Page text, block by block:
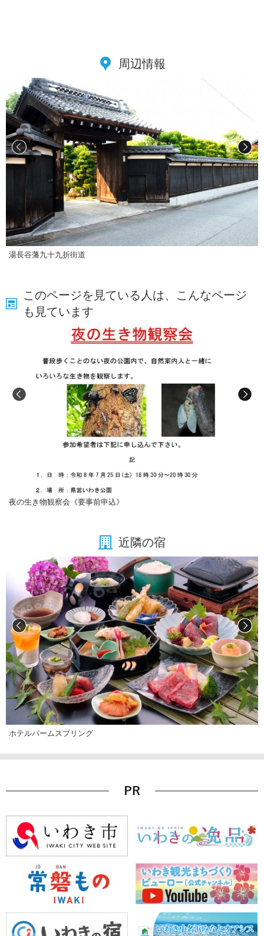
周辺情報
湯長谷藩九十九折街道
このページを見ている人は、こんなページ
も見ています
夜の生き物観察会《要事前申込》
近隣の宿
ホテルパームスプリング